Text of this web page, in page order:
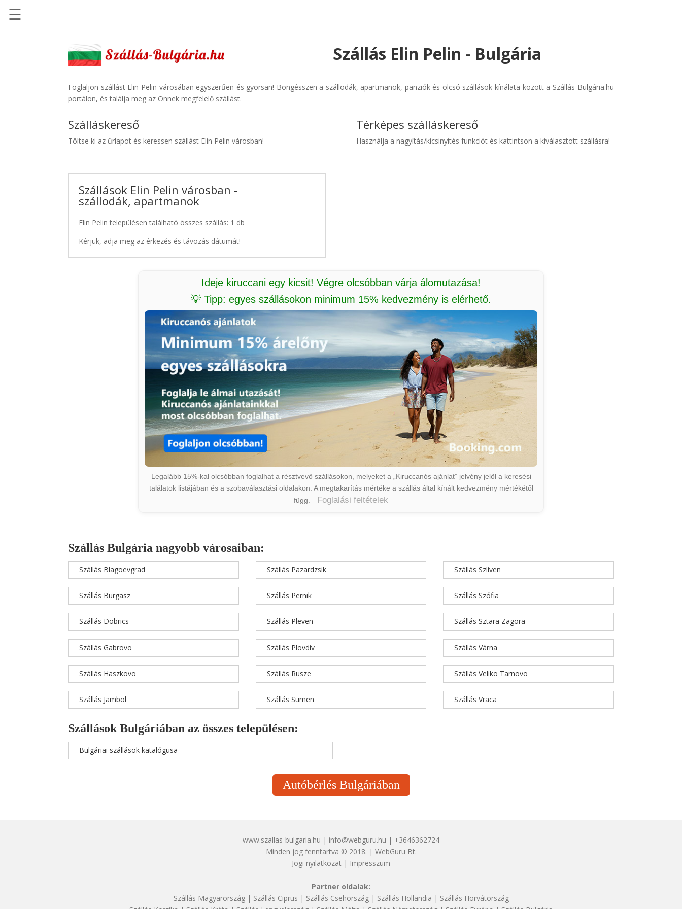
Szállásinfo.eu
Repülőjegy
☰
Szállás Elin Pelin - Bulgária
Foglaljon szállást Elin Pelin városában egyszerűen és gyorsan! Böngésszen a szállodák, apartmanok, panziók és olcsó szállások kínálata között a Szállás-Bulgária.hu
portálon, és találja meg az Önnek megfelelő szállást.
Szálláskereső
Töltse ki az űrlapot és keressen szállást Elin Pelin városban!
Szállások Elin Pelin városban -
szállodák, apartmanok
Elin Pelin településen található összes szállás: 1 db
Kérjük, adja meg az érkezés és távozás dátumát!
Térképes szálláskereső
Használja a nagyítás/kicsinyítés funkciót és kattintson a kiválasztott szállásra!
Ideje kiruccani egy kicsit! Végre olcsóbban várja álomutazása!
💡 Tipp: egyes szállásokon minimum 15% kedvezmény is elérhető.
Legalább 15%-kal olcsóbban foglalhat a résztvevő szállásokon, melyeket a „Kiruccanós ajánlat” jelvény jelöl a keresési
találatok listájában és a szobaválasztási oldalakon. A megtakarítás mértéke a szállás által kínált kedvezmény mértékétől
függ.
Foglalási feltételek
Szállás Bulgária nagyobb városaiban:
Szállás Blagoevgrad
Szállás Burgasz
Szállás Dobrics
Szállás Gabrovo
Szállás Haszkovo
Szállás Jambol
Szállás Pazardzsik
Szállás Pernik
Szállás Pleven
Szállás Plovdiv
Szállás Rusze
Szállás Sumen
Szállás Szliven
Szállás Szófia
Szállás Sztara Zagora
Szállás Várna
Szállás Veliko Tarnovo
Szállás Vraca
Szállások Bulgáriában az összes településen:
Bulgáriai szállások katalógusa
Autóbérlés Bulgáriában
www.szallas-bulgaria.hu | info@webguru.hu | +3646362724
Minden jog fenntartva © 2018. | WebGuru Bt.
Jogi nyilatkozat | Impresszum
Partner oldalak:
Szállás Magyarország| Szállás Ciprus | Szállás Csehország| Szállás Hollandia | Szállás Horvátország